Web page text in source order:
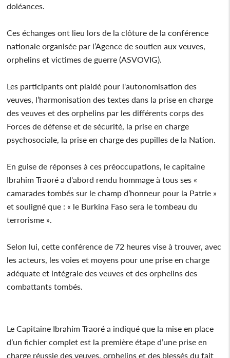
doléances.
Ces échanges ont lieu lors de la clôture de la conférence
nationale organisée par l’Agence de soutien aux veuves,
orphelins et victimes de guerre (ASVOVIG).
Les participants ont plaidé pour l'autonomisation des
veuves, l’harmonisation des textes dans la prise en charge
des veuves et des orphelins par les différents corps des
Forces de défense et de sécurité, la prise en charge
psychosociale, la prise en charge des pupilles de la Nation.
En guise de réponses à ces préoccupations, le capitaine
Ibrahim Traoré a d'abord rendu hommage à tous ses «
camarades tombés sur le champ d’honneur pour la Patrie »
et souligné que : « le Burkina Faso sera le tombeau du
terrorisme ».
Selon lui, cette conférence de 72 heures vise à trouver, avec
les acteurs, les voies et moyens pour une prise en charge
adéquate et intégrale des veuves et des orphelins des
combattants tombés.
Le Capitaine Ibrahim Traoré a indiqué que la mise en place
d’un fichier complet est la première étape d’une prise en
charge réussie des veuves, orphelins et des blessés du fait